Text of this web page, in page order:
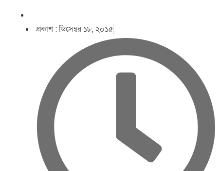
প্রকাশ :ডিসেম্বর ১৮, ২০১৫